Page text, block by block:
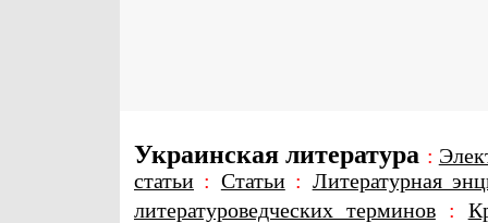
Украинская литература :
статьи : Статьи: Литературная
литературоведческих терминов: